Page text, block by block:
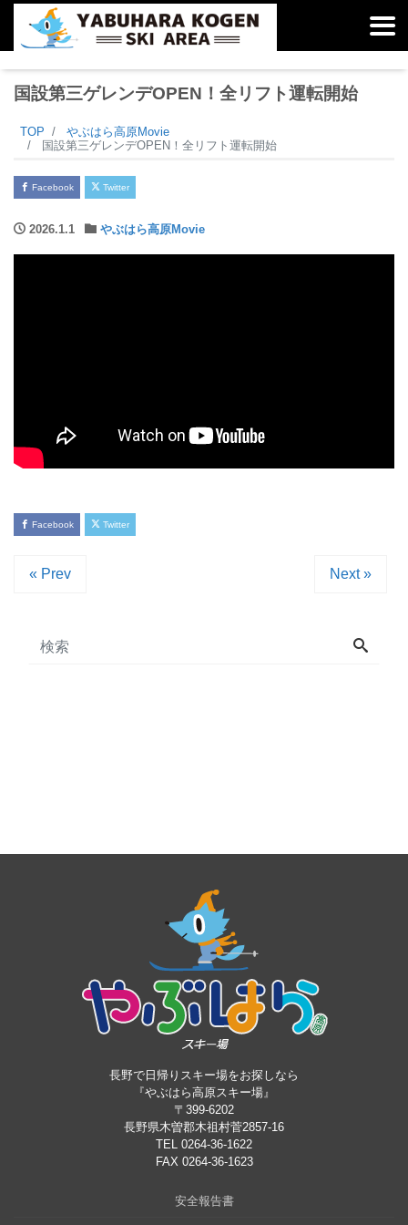
国設第三ゲレンデOPEN！全リフト運転開始
TOP
やぶはら高原Movie
国設第三ゲレンデOPEN！全リフト運転開始
Facebook Twitter
2026.1.1 やぶはら高原Movie
Facebook Twitter
« Prev Next »
長野で日帰りスキー場をお探しなら
『やぶはら高原スキー場』
〒399-6202
長野県木曽郡木祖村菅2857-16
TEL 0264-36-1622
FAX 0264-36-1623
安全報告書